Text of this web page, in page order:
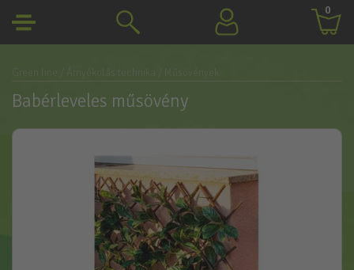
0
Babérleveles műsövény